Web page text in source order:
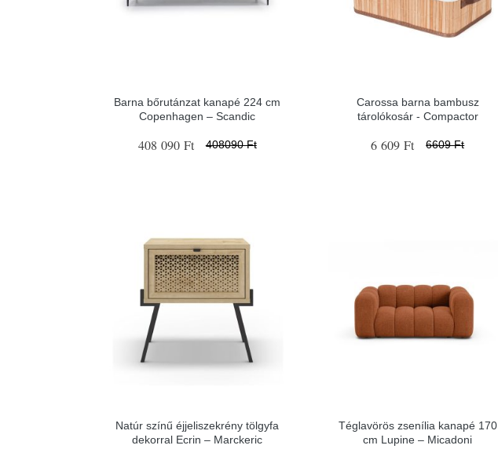
Barna bőrutánzat kanapé 224 cm
Copenhagen – Scandic
408 090 Ft 408090 Ft
Carossa barna bambusz
tárolókosár - Compactor
6 609 Ft 6609 Ft
Natúr színű éjjeliszekrény tölgyfa
dekorral Ecrin – Marckeric
Téglavörös zsenília kanapé 170
cm Lupine – Micadoni